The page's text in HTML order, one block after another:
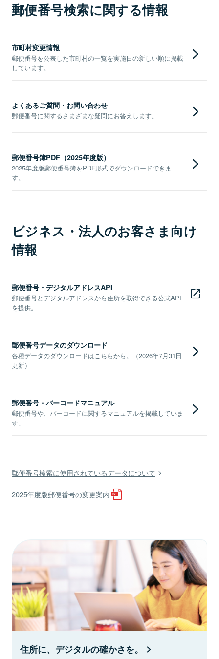
郵便番号検索に関する情報
市町村変更情報
郵便番号を公表した市町村の一覧を実施日の新しい順に掲載
しています。
よくあるご質問・お問い合わせ
郵便番号に関するさまざまな疑問にお答えします。
郵便番号簿PDF（2025年度版）
2025年度版郵便番号簿をPDF形式でダウンロードできま
す。
ビジネス・法人のお客さま向け
情報
郵便番号・デジタルアドレスAPI
郵便番号とデジタルアドレスから住所を取得できる公式API
を提供。
郵便番号データのダウンロード
各種データのダウンロードはこちらから。（2026年7月31日
更新）
郵便番号・バーコードマニュアル
郵便番号や、バーコードに関するマニュアルを掲載していま
す。
郵便番号検索に使用されているデータについて
2025年度版郵便番号の変更案内
住所に、デジタルの確かさを。